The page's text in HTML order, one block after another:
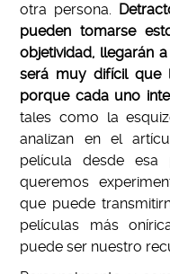
otra persona.
pueden tomarse
objetividad, llegarán
será muy difícil que
porque cada uno
tales como la
analizan en el
película desde esa
queremos
que puede
películas más
puede ser nuestro